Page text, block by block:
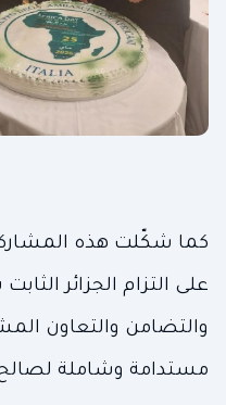
كما شكّلت هذه
على التزام الجزائر
والتضامن والتعاون
مستدامة وشاملة